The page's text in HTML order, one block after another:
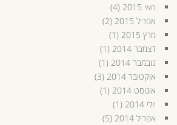
מאי 2015
(4)
אפריל 2015
(2)
מרץ 2015
(1)
דצמבר 2014
(1)
נובמבר 2014
(1)
אוקטובר 2014
(3)
אוגוסט 2014
(1)
יולי 2014
(1)
אפריל 2014
(5)